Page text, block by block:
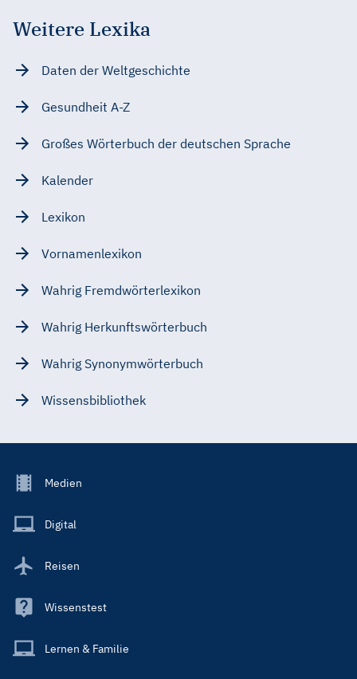
Weitere Lexika
Daten der Weltgeschichte
Gesundheit A-Z
Großes Wörterbuch der deutschen Sprache
Kalender
Lexikon
Vornamenlexikon
Wahrig Fremdwörterlexikon
Wahrig Herkunftswörterbuch
Wahrig Synonymwörterbuch
Wissensbibliothek
Footer
Main
Medien
Digital
Reisen
Wissenstest
Lernen & Familie